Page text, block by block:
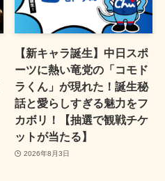
【新キャラ誕生】中日スポ
ーツに熱い竜党の「コモド
ラくん」が現れた！誕生秘
話と愛らしすぎる魅力をフ
カボリ！【抽選で観戦チケ
ットが当たる】
2026年8月3日